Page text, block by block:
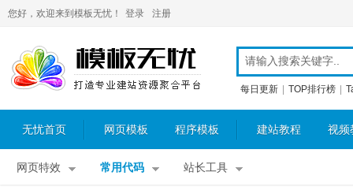
您好，欢迎来到模板无忧！ 登录 注册
每日更新 TOP排行榜
无忧首页 网页模板 程序模板 建站教程 视频
网页特效 常用代码 站长工具